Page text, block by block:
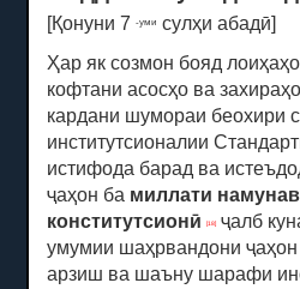
[Қонуни 7-уми
сулҳи абадӣ]
Ҳар як созмон бояд
кофтани асосҳо ва
кардани шумораи беохири
институтсионалии
истифода барад ва
ҷаҳон ба миллати
конститутсионӣ[18]
ҷалб
умумии шаҳрвандони ҷаҳон
арзиш ва шаъну шарафи